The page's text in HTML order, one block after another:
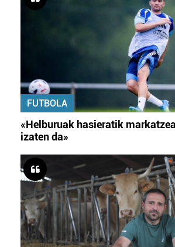
FUTBOLA
«Helburuak hasieratik
izaten da»